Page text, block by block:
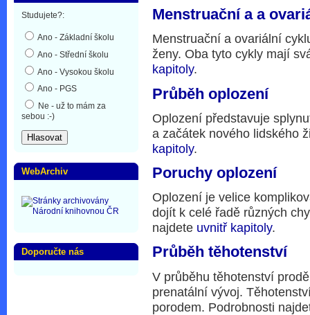
Menstruační a a
Menstruační a ovariální
ženy. Oba tyto cykly mají
kapitoly.
Průběh oplození
Oplození představuje
a začátek nového lidského
kapitoly.
Poruchy oplození
Oplození je velice
dojít k celé řadě různých
najdete uvnitř kapitoly.
Průběh těhotenství
V průběhu těhotenství
prenatální vývoj.
porodem. Podrobnosti
Studujete?:
Ano - Základní školu
Ano - Střední školu
Ano - Vysokou školu
Ano - PGS
Ne - už to mám za
sebou :-)
WebArchiv
Doporučte nás